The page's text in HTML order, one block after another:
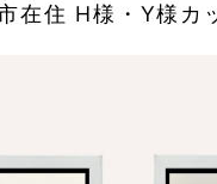
在住 H様・Y様カ